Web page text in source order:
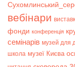
вебінари
фонди конференція
семінарів музей для
школа музеї Києва